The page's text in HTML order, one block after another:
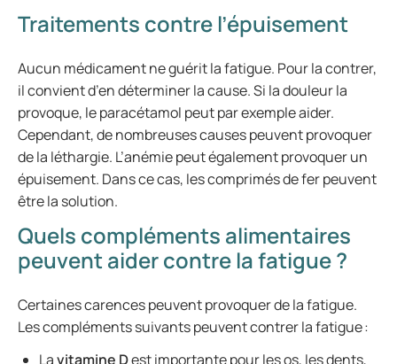
Traitements contre l’épuisement
Aucun médicament ne guérit la fatigue. Pour la contrer,
il convient d’en déterminer la cause. Si la douleur la
provoque, le paracétamol peut par exemple aider.
Cependant, de nombreuses causes peuvent provoquer
de la léthargie. L’anémie peut également provoquer un
épuisement. Dans ce cas, les comprimés de fer peuvent
être la solution.
Quels compléments alimentaires
peuvent aider contre la fatigue ?
Certaines carences peuvent provoquer de la fatigue.
Les compléments suivants peuvent contrer la fatigue :
Lavitamine Dest importante pour les os, les dents,